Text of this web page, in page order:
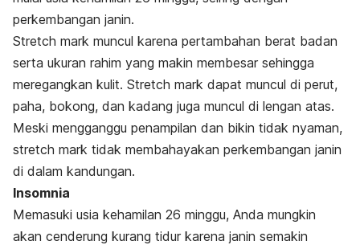
perkembangan janin.
Stretch mark muncul karena pertambahan berat badan
serta ukuran rahim yang makin membesar sehingga
meregangkan kulit. Stretch mark dapat muncul di perut,
paha, bokong, dan kadang juga muncul di lengan atas.
Meski mengganggu penampilan dan bikin tidak nyaman,
stretch mark tidak membahayakan perkembangan janin
di dalam kandungan.
Insomnia
Memasuki usia kehamilan 26 minggu, Anda mungkin
akan cenderung kurang tidur karena janin semakin